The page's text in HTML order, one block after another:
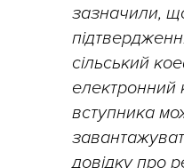
зазначили,
сільський
електронний
вступника
довідку про